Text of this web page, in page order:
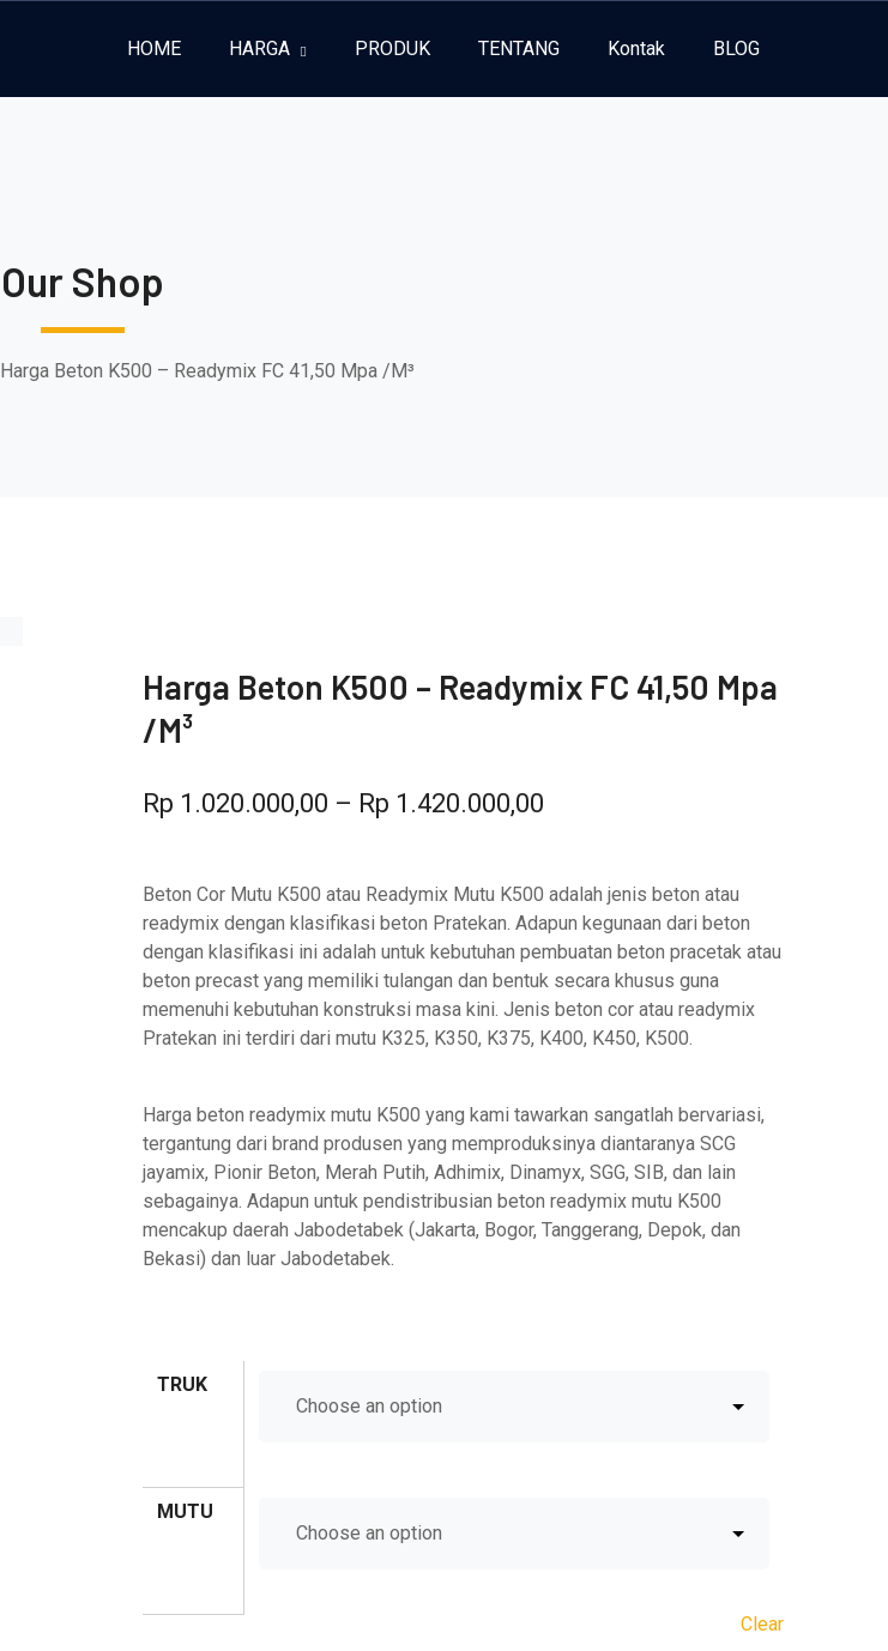
HOME HARGA PRODUK TENTANG Kontak BLOG
Our Shop
Harga Beton K500 – Readymix FC 41,50 Mpa /M³
Harga Beton K500 – Readymix FC 41,50 Mpa
/M³
Rp 1.020.000,00 – Rp 1.420.000,00
Beton Cor Mutu K500 atau Readymix Mutu K500 adalah jenis beton atau
readymix dengan klasifikasi beton Pratekan. Adapun kegunaan dari beton
dengan klasifikasi ini adalah untuk kebutuhan pembuatan beton pracetak atau
beton precast yang memiliki tulangan dan bentuk secara khusus guna
memenuhi kebutuhan konstruksi masa kini. Jenis beton cor atau readymix
Pratekan ini terdiri dari mutu K325, K350, K375, K400, K450, K500.
Harga beton readymix mutu K500 yang kami tawarkan sangatlah bervariasi,
tergantung dari brand produsen yang memproduksinya diantaranya SCG
jayamix, Pionir Beton, Merah Putih, Adhimix, Dinamyx, SGG, SIB, dan lain
sebagainya. Adapun untuk pendistribusian beton readymix mutu K500
mencakup daerah Jabodetabek (Jakarta, Bogor, Tanggerang, Depok, dan
Bekasi) dan luar Jabodetabek.
TRUK
MUTU
Clear